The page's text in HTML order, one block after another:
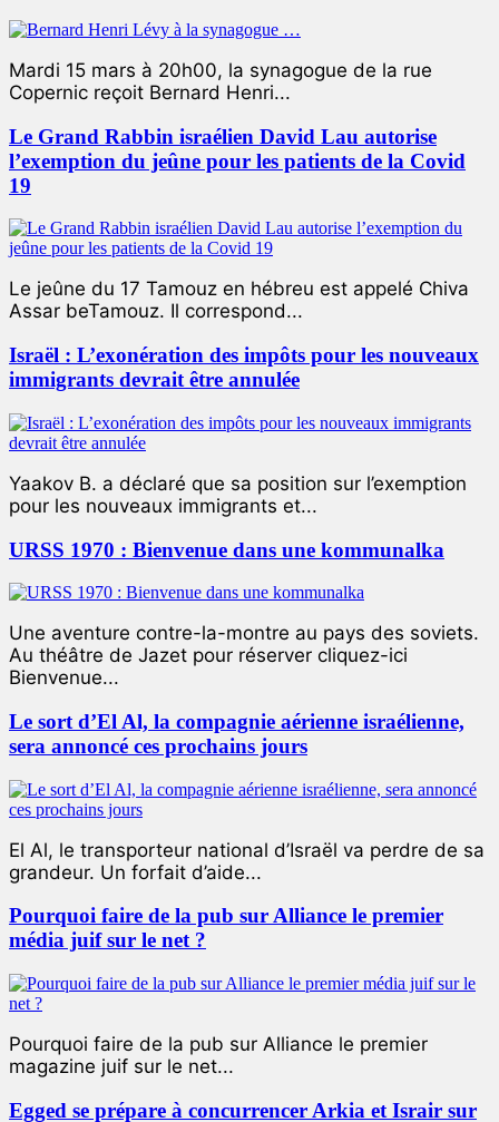
Mardi 15 mars à 20h00, la synagogue de la rue
Copernic reçoit Bernard Henri...
Le Grand Rabbin israélien David Lau autorise
l’exemption du jeûne pour les patients de la Covid
19
Le jeûne du 17 Tamouz en hébreu est appelé Chiva
Assar beTamouz. Il correspond...
Israël : L’exonération des impôts pour les nouveaux
immigrants devrait être annulée
Yaakov B. a déclaré que sa position sur l’exemption
pour les nouveaux immigrants et...
URSS 1970 : Bienvenue dans une kommunalka
Une aventure contre-la-montre au pays des soviets.
Au théâtre de Jazet pour réserver cliquez-ici
Bienvenue...
Le sort d’El Al, la compagnie aérienne israélienne,
sera annoncé ces prochains jours
El Al, le transporteur national d’Israël va perdre de sa
grandeur. Un forfait d’aide...
Pourquoi faire de la pub sur Alliance le premier
média juif sur le net ?
Pourquoi faire de la pub sur Alliance le premier
magazine juif sur le net...
Egged se prépare à concurrencer Arkia et Israir sur